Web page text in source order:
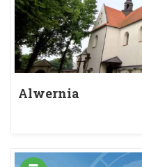
Alwernia